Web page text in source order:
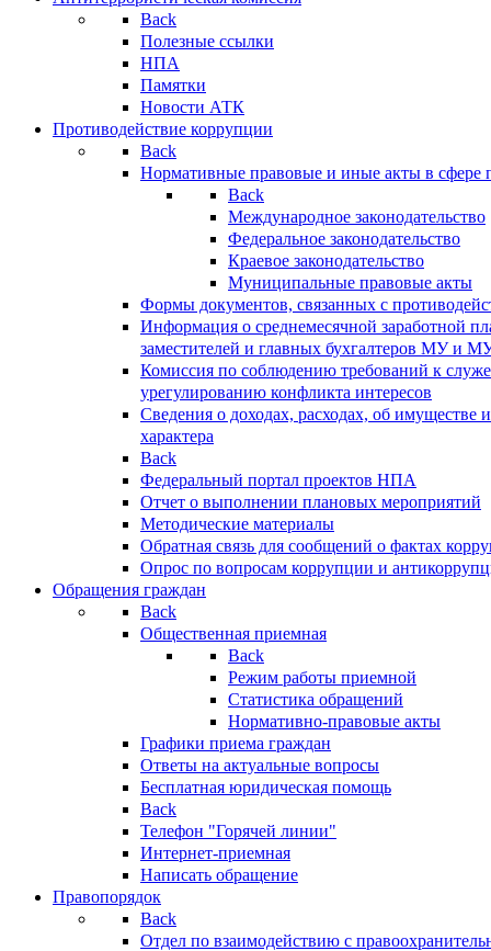
Back
Полезные ссылки
НПА
Памятки
Новости АТК
Противодействие коррупции
Back
Нормативные правовые и иные акты в сфере
Back
Международное законодательство
Федеральное законодательство
Краевое законодательство
Муниципальные правовые акты
Формы документов, связанных с
Информация о среднемесячной заработной
заместителей и главных бухгалтеров МУ и
Комиссия по соблюдению требований к
урегулированию конфликта интересов
Сведения о доходах, расходах, об имуществе
характера
Back
Федеральный портал проектов НПА
Отчет о выполнении плановых мероприятий
Методические материалы
Обратная связь для сообщений о фактах
Опрос по вопросам коррупции и
Обращения граждан
Back
Общественная приемная
Back
Режим работы приемной
Статистика обращений
Нормативно-правовые акты
Графики приема граждан
Ответы на актуальные вопросы
Бесплатная юридическая помощь
Back
Телефон "Горячей линии"
Интернет-приемная
Написать обращение
Правопорядок
Back
Отдел по взаимодействию с